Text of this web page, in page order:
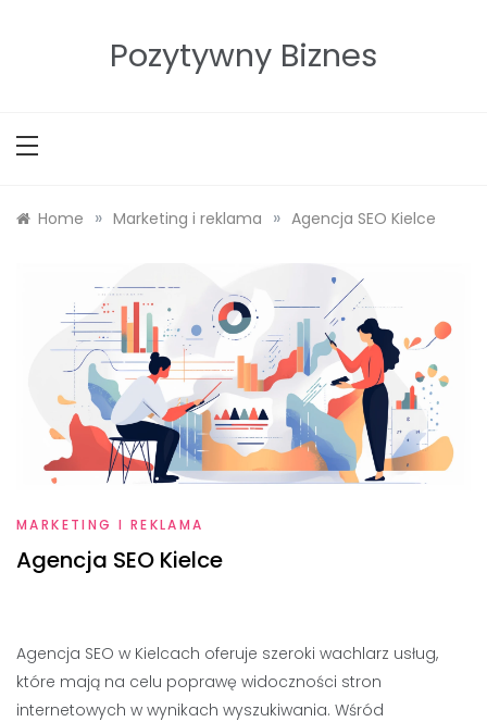
Pozytywny Biznes
Home » Marketing i reklama » Agencja SEO Kielce
MARKETING I REKLAMA
Agencja SEO Kielce
Agencja SEO w Kielcach oferuje szeroki wachlarz usług,
które mają na celu poprawę widoczności stron
internetowych w wynikach wyszukiwania. Wśród